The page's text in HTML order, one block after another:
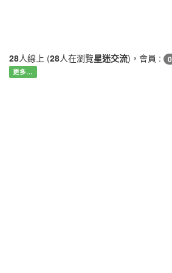
28人線上 (28人在瀏覽星迷交流)，會員 : 0
更多…